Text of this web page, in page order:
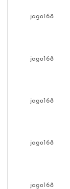
jago168
jago168
jago168
jago168
jago168